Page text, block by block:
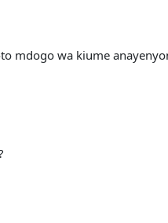
mdogo wa kiume